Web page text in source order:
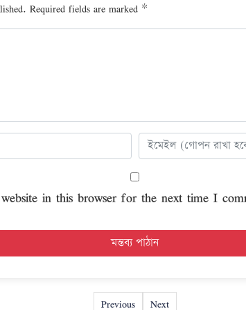
Required fields are marked *
in this browser for the next time I
Previous Next